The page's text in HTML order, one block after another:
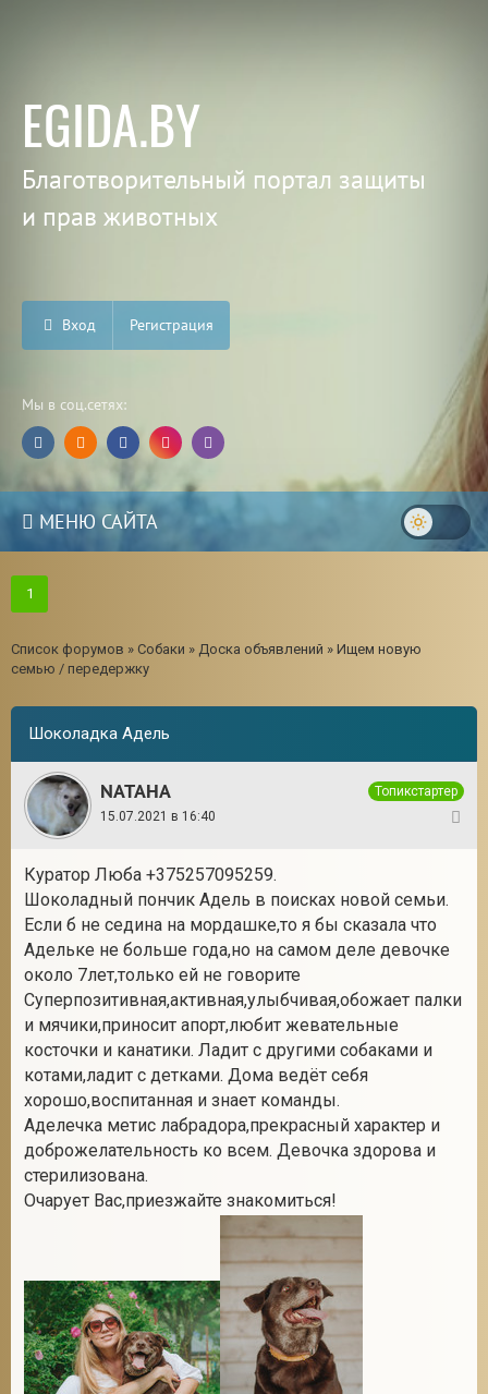
EGIDA.BY
Благотворительный портал защиты
и прав животных
Вход Регистрация
Мы в соц.сетях:
МЕНЮ САЙТА
1
Список форумов » Собаки » Доска объявлений » Ищем новую
семью / передержку
Шоколадка Адель
NATAHA
Топикстартер
15.07.2021 в 16:40
Куратор Люба +375257095259.
Шоколадный пончик Адель в поисках новой семьи.
Если б не седина на мордашке,то я бы сказала что
Адельке не больше года,но на самом деле девочке
около 7лет,только ей не говорите
Суперпозитивная,активная,улыбчивая,обожает палки
и мячики,приносит апорт,любит жевательные
косточки и канатики. Ладит с другими собаками и
котами,ладит с детками. Дома ведёт себя
хорошо,воспитанная и знает команды.
Аделечка метис лабрадора,прекрасный характер и
доброжелательность ко всем. Девочка здорова и
стерилизована.
Очарует Вас,приезжайте знакомиться!